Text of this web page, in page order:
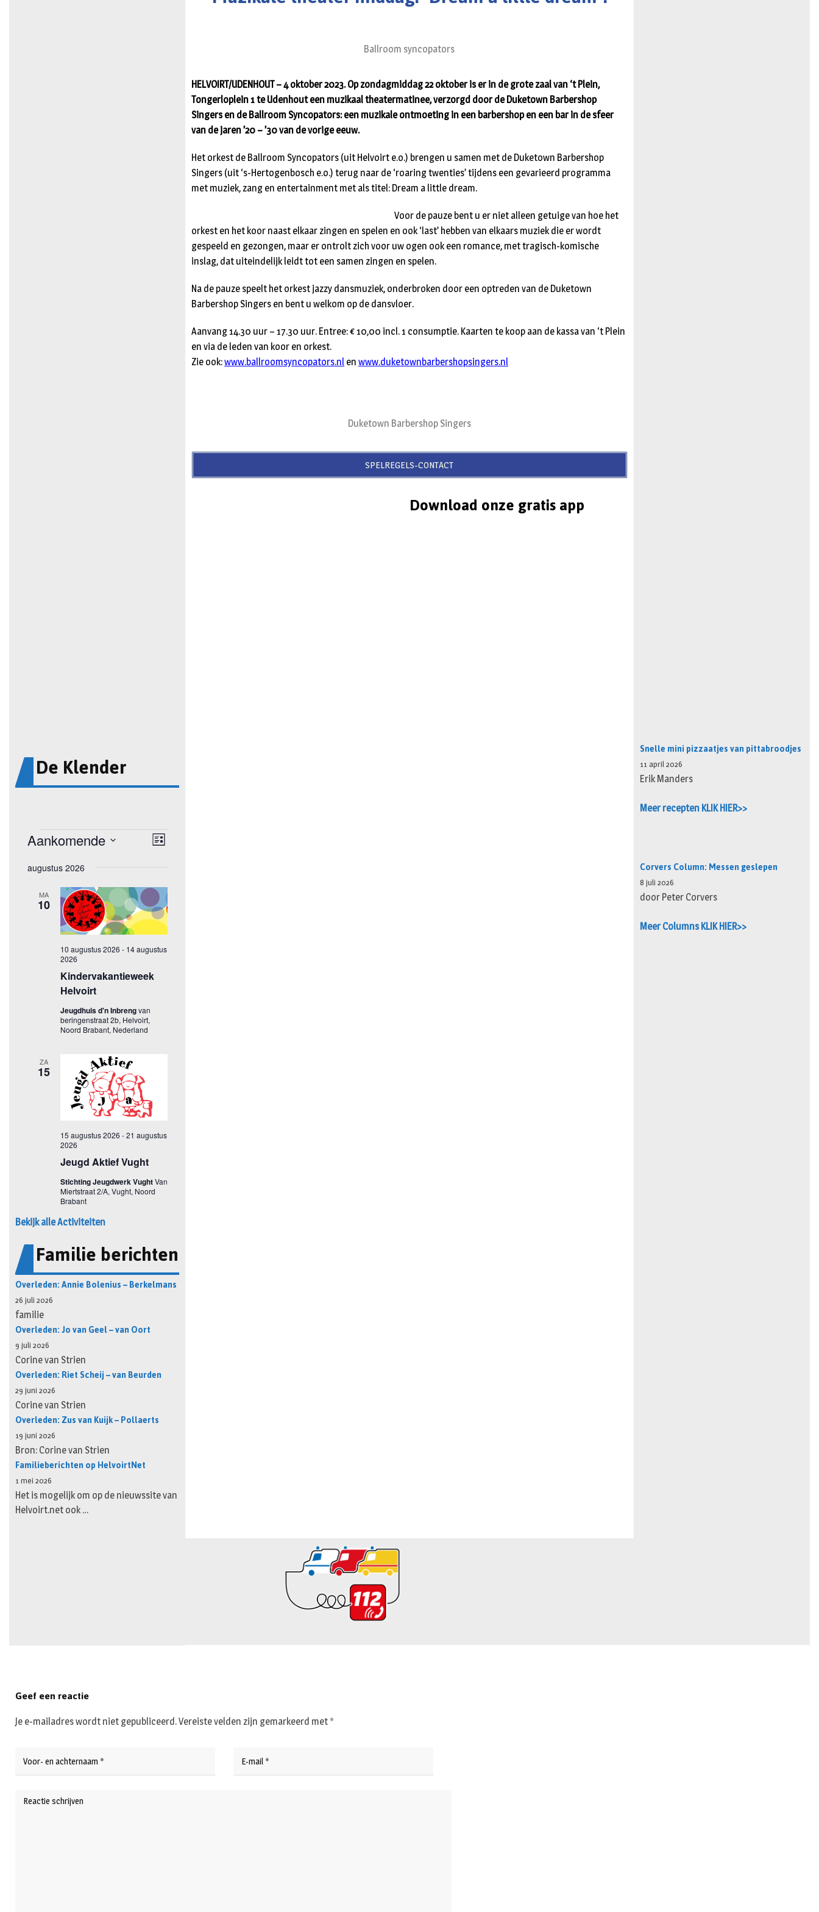
De Klender
Bekijk alle Activiteiten
Familie berichten
Overleden: Annie Bolenius – Berkelmans
26 juli 2026
familie
Overleden: Jo van Geel – van Oort
9 juli 2026
Corine van Strien
Overleden: Riet Scheij – van Beurden
29 juni 2026
Corine van Strien
Overleden: Zus van Kuijk – Pollaerts
19 juni 2026
Bron: Corine van Strien
Familieberichten op HelvoirtNet
1 mei 2026
Het is mogelijk om op de nieuwssite van
Helvoirt.net ook …
Ballroom syncopators
HELVOIRT/UDENHOUT – 4 oktober 2023. Op zondagmiddag 22 oktober is er in de grote zaal van ‘t Plein,
Tongerloplein 1 te Udenhout een muzikaal theatermatinee, verzorgd door de Duketown Barbershop
Singers en de Ballroom Syncopators: een muzikale ontmoeting in een barbershop en een bar in de sfeer
van de jaren ’20 – ’30 van de vorige eeuw.
Het orkest de Ballroom Syncopators (uit Helvoirt e.o.) brengen u samen met de Duketown Barbershop
Singers (uit ‘s-Hertogenbosch e.o.) terug naar de ‘roaring twenties’ tijdens een gevarieerd programma
met muziek, zang en entertainment met als titel: Dream a little dream.
Voor de pauze bent u er niet alleen getuige van hoe het
orkest en het koor naast elkaar zingen en spelen en ook ‘last’ hebben van elkaars muziek die er wordt
gespeeld en gezongen, maar er ontrolt zich voor uw ogen ook een romance, met tragisch-komische
inslag, dat uiteindelijk leidt tot een samen zingen en spelen.
Na de pauze speelt het orkest jazzy dansmuziek, onderbroken door een optreden van de Duketown
Barbershop Singers en bent u welkom op de dansvloer.
Aanvang 14.30 uur – 17.30 uur. Entree: € 10,00 incl. 1 consumptie. Kaarten te koop aan de kassa van ‘t Plein
en via de leden van koor en orkest.
Zie ook:www.ballroomsyncopators.nl enwww.duketownbarbershopsingers.nl
Duketown Barbershop Singers
SPELREGELS-CONTACT
Download onze gratis app
Snelle mini pizzaatjes van pittabroodjes
11 april 2026
Erik Manders
Meer recepten KLIK HIER>>
Corvers Column: Messen geslepen
8 juli 2026
door Peter Corvers
Meer Columns KLIK HIER>>
Geef een reactie
Je e-mailadres wordt niet gepubliceerd.Vereiste velden zijn gemarkeerd met *